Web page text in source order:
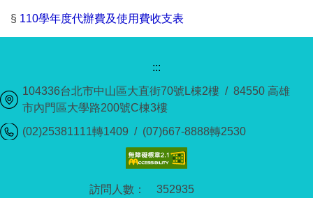
§ 110學年度代辦費及使用費收支表
352935
:::
104336台北市中山區大直街70號L棟2樓 / 84550 高雄
市內門區大學路200號C棟3樓
(02)25381111轉1409 / (07)667-8888轉2530